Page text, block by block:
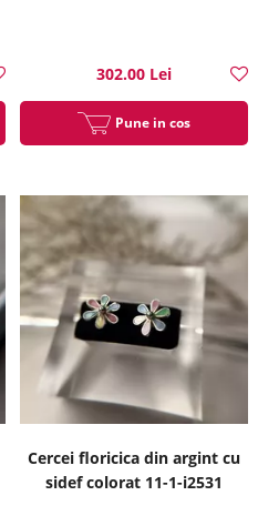
302.00 Lei
Pune in cos
Cercei floricica din argint cu
sidef colorat 11-1-i2531